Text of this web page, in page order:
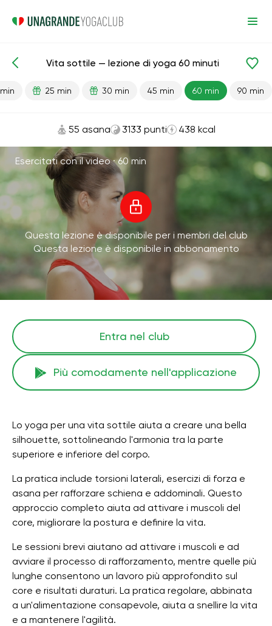
Lezioni pronte Vita Perdita di peso
Vita sottile — lezione di yoga 60 minuti
25 min 30 min 45 min 60 min 90 min
55 asana 3133 punti 438 kcal
Esercitati con il video ·60 min
Questa lezione è disponibile per i membri del club
Questa lezione è disponibile in abbonamento
Entra nel club
Più comodamente nell'applicazione
Lo yoga per una vita sottile aiuta a creare una bella
silhouette, sottolineando l'armonia tra la parte
superiore e inferiore del corpo.
La pratica include torsioni laterali, esercizi di forza e
asana per rafforzare schiena e addominali. Questo
approccio completo aiuta ad attivare i muscoli del
core, migliorare la postura e definire la vita.
Le sessioni brevi aiutano ad attivare i muscoli e ad
avviare il processo di rafforzamento, mentre quelle più
lunghe consentono un lavoro più approfondito sul
core e risultati duraturi. La pratica regolare, abbinata
a un'alimentazione consapevole, aiuta a snellire la vita
e a mantenere l'agilità.